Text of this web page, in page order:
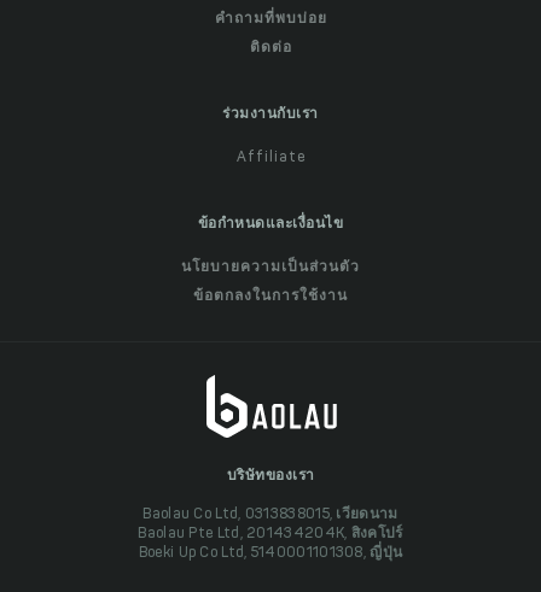
คำถามที่พบบ่อย
ติดต่อ
ร่วมงานกับเรา
Affiliate
ข้อกำหนดและเงื่อนไข
นโยบายความเป็นส่วนตัว
ข้อตกลงในการใช้งาน
บริษัทของเรา
Baolau Co Ltd, 0313838015, เวียดนาม
Baolau Pte Ltd, 201434204K, สิงคโปร์
Boeki Up Co Ltd, 5140001101308, ญี่ปุ่น